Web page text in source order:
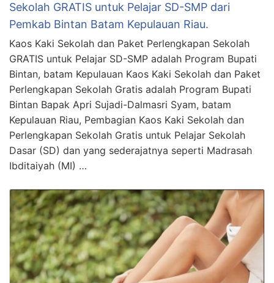
Sekolah GRATIS untuk Pelajar SD-SMP dari
Pemkab Bintan Batam Kepulauan Riau.
Kaos Kaki Sekolah dan Paket Perlengkapan Sekolah
GRATIS untuk Pelajar SD-SMP adalah Program Bupati
Bintan, batam Kepulauan Kaos Kaki Sekolah dan Paket
Perlengkapan Sekolah Gratis adalah Program Bupati
Bintan Bapak Apri Sujadi-Dalmasri Syam, batam
Kepulauan Riau, Pembagian Kaos Kaki Sekolah dan
Perlengkapan Sekolah Gratis untuk Pelajar Sekolah
Dasar (SD) dan yang sederajatnya seperti Madrasah
Ibditaiyah (MI) …